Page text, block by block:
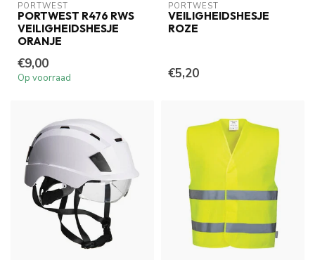
PORTWEST
PORTWEST R476 RWS
VEILIGHEIDSHESJE
ORANJE
€9,00
Op voorraad
PORTWEST
VEILIGHEIDSHESJE
ROZE
€5,20